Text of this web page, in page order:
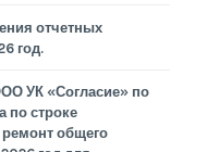
отчетных
год.
УК «Согласие» по
по строке
общего